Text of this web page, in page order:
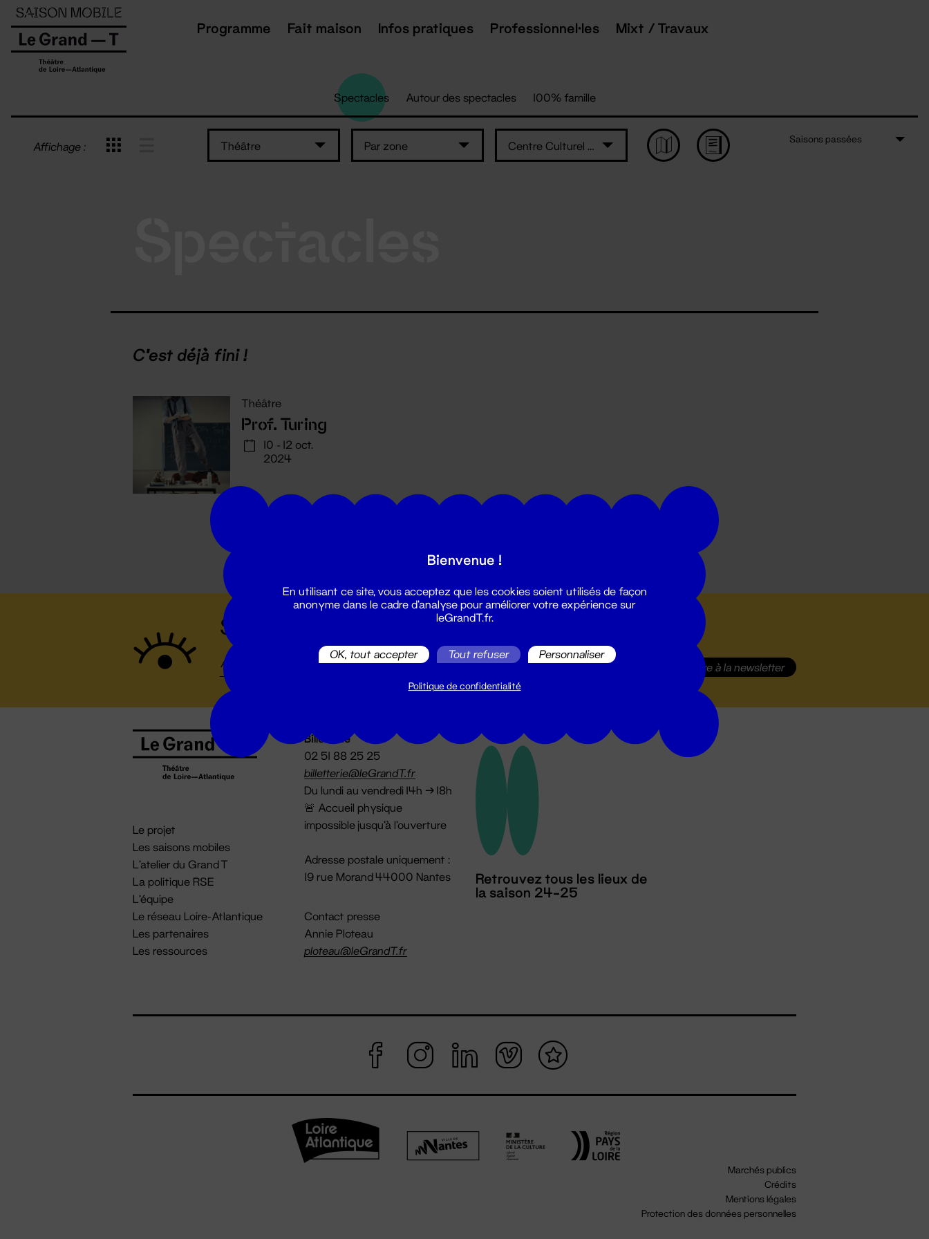
Programme Fait maison Infos pratiques Professionnel·les Mixt / Travaux
Spectacles Autour des spectacles 100% famille
Affichage : Théâtre Par zone Centre Culturel Athanor
Saisons passées
C'est déjà fini !
Théâtre
Prof. Turing
10 - 12 oct.
2024
Suivez toutes les actualités du Grand T :
S'inscrire à la newsletter
Le projet
Les saisons mobiles
L'atelier du Grand T
La politique RSE
L'équipe
Le réseau Loire-Atlantique
Les partenaires
Les ressources
Billetterie
02 51 88 25 25
billetterie@leGrandT.fr
Du lundi au vendredi 14h → 18h
🚨 Accueil physique
impossible jusqu'à l'ouverture
Adresse postale uniquement :
19 rue Morand 44000 Nantes
Contact presse
Annie Ploteau
ploteau@leGrandT.fr
Retrouvez tous les lieux de
la saison 24-25
Marchés publics
Crédits
Mentions légales
Protection des données personnelles
Panneau de gestion des cookies
Bienvenue !
En utilisant ce site, vous acceptez que les cookies soient utilisés de façon
anonyme dans le cadre d'analyse pour améliorer votre expérience sur
leGrandT.fr.
OK, tout accepter Tout refuser Personnaliser
Politique de confidentialité